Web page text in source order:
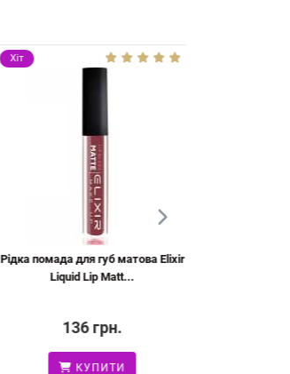
Хіт
Рідка помада для губ матова Elixir
Liquid Lip Matt...
136 грн.
КУПИТИ